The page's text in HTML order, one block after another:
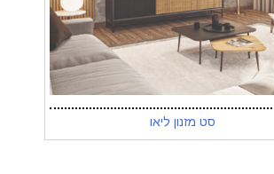
סט מזנון ליאו